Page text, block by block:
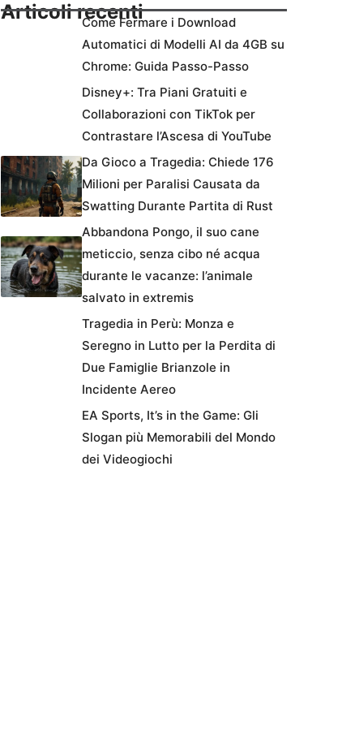
Articoli recentiCome Fermare i Download
Automatici di Modelli AI da 4GB su
Chrome: Guida Passo-Passo
Disney+: Tra Piani Gratuiti e
Collaborazioni con TikTok per
Contrastare l’Ascesa di YouTube
Da Gioco a Tragedia: Chiede 176
Milioni per Paralisi Causata da
Swatting Durante Partita di Rust
Abbandona Pongo, il suo cane
meticcio, senza cibo né acqua
durante le vacanze: l’animale
salvato in extremis
Tragedia in Perù: Monza e
Seregno in Lutto per la Perdita di
Due Famiglie Brianzole in
Incidente Aereo
EA Sports, It’s in the Game: Gli
Slogan più Memorabili del Mondo
dei Videogiochi